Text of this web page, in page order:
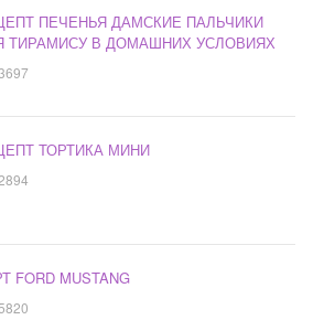
ПЕЧЕНЬЯ ДАМСКИЕ ПАЛЬЧИКИ
ТИРАМИСУ В ДОМАШНИХ УСЛОВИЯХ
ТОРТИКА МИНИ
FORD MUSTANG